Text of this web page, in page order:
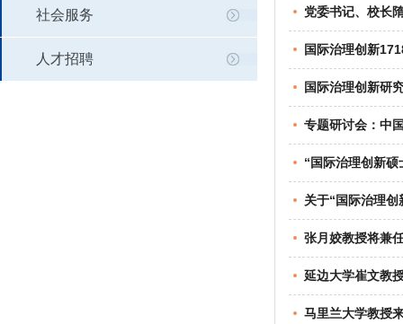
社会服务
人才招聘
党委书记、校长
国际治理创新
国际治理创新研
专题研讨会：中
“国际治理创新
关于“国际治理
张月姣教授将兼
延边大学崔文教
马里兰大学教授